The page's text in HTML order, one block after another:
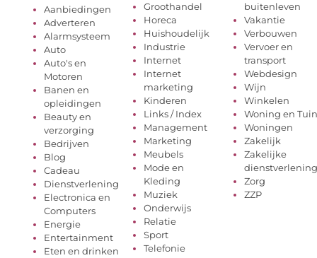
Aanbiedingen
Adverteren
Alarmsysteem
Auto
Auto's en
Motoren
Banen en
opleidingen
Beauty en
verzorging
Bedrijven
Blog
Cadeau
Dienstverlening
Electronica en
Computers
Energie
Entertainment
Eten en drinken
Groothandel
Horeca
Huishoudelijk
Industrie
Internet
Internet
marketing
Kinderen
Links / Index
Management
Marketing
Meubels
Mode en
Kleding
Muziek
Onderwijs
Relatie
Sport
Telefonie
buitenleven
Vakantie
Verbouwen
Vervoer en
transport
Webdesign
Wijn
Winkelen
Woning en Tuin
Woningen
Zakelijk
Zakelijke
dienstverlening
Zorg
ZZP